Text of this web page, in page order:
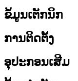
ຂໍ້ມູນເຕັກນິກ
ການຕິດຕັ້ງ
ອຸປະກອນເສີມ